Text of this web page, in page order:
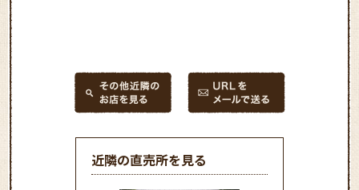
近隣の直売所を見る